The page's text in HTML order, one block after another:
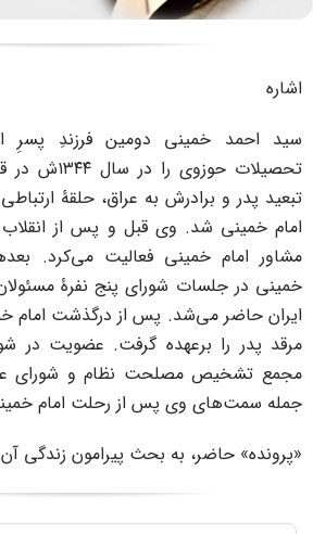
دومین فرزندِ پسرِ امام خمینی
تحصیلات حوزوی را در سال ۱۳۴۴ش در قم
به عراق، حلقۀ ارتباطی میان نهضت
وی قبل و پس از انقلاب اسلامی ایران،
فعالیت می‌کرد. بعدها به عنوان
شورای پنج نفرۀ مسئولان نظام جمهوری
پس از درگذشت امام خمینی، سید
گرفت. عضویت در شورای عالی
نظام و شورای عالی انقلاب
پس از رحلت امام خمینی بود.
به بحث پیرامون زندگی آن مرحوم